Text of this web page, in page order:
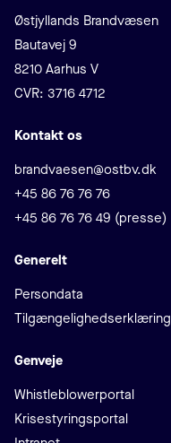
Adresse
Østjyllands Brandvæsen
Bautavej 9
8210 Aarhus V
CVR: 3716 4712
Kontakt os
E-mail
brandvaesen@ostbv.dk
Telefon
+45 86 76 76 76
+45 86 76 76 49 (presse)
Generelt
Persondata
Tilgængelighedserklæring
Genveje
Whistleblowerportal
Krisestyringsportal